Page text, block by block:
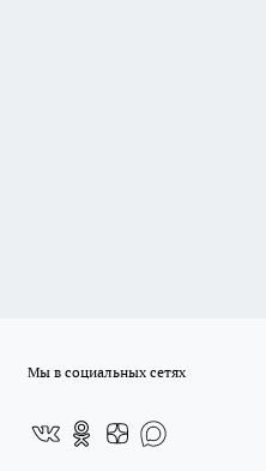
Мы в социальных сетях